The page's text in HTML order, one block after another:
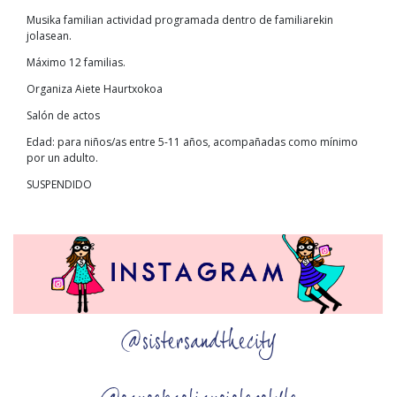
Musika familian actividad programada dentro de familiarekin
jolasean.
Máximo 12 familias.
Organiza Aiete Haurtxokoa
Salón de actos
Edad: para niños/as entre 5-11 años, acompañadas como mínimo
por un adulto.
SUSPENDIDO
@sistersandthecity